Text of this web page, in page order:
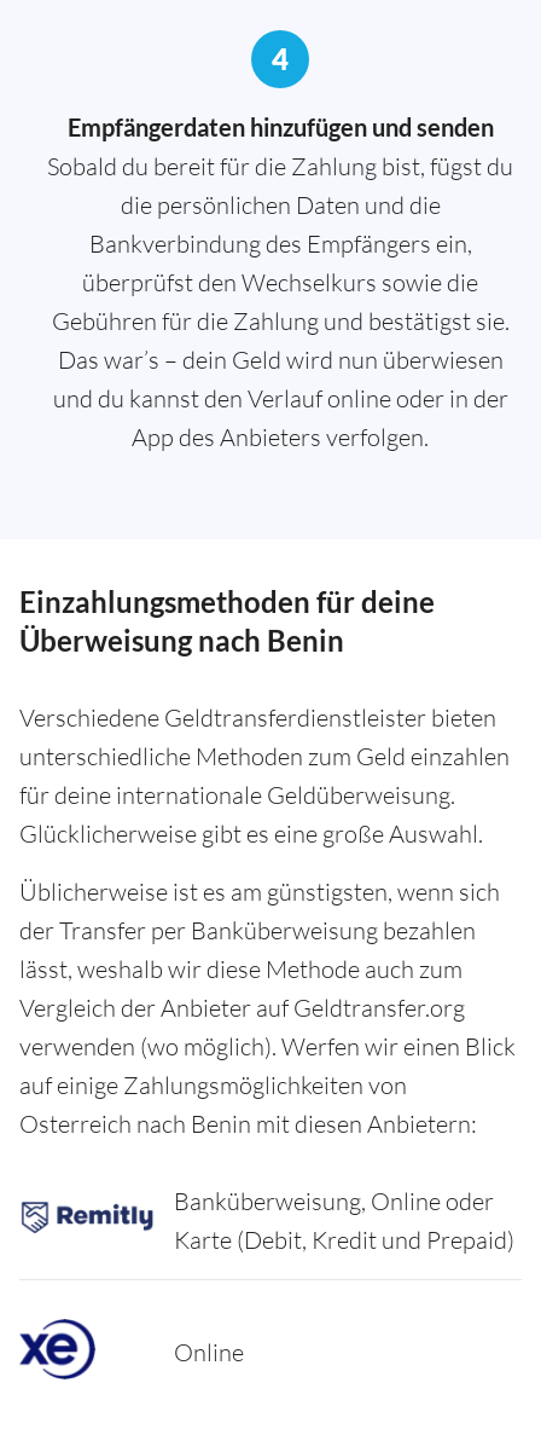
4
Empfängerdaten hinzufügen und senden
Sobald du bereit für die Zahlung bist, fügst du
die persönlichen Daten und die
Bankverbindung des Empfängers ein,
überprüfst den Wechselkurs sowie die
Gebühren für die Zahlung und bestätigst sie.
Das war’s – dein Geld wird nun überwiesen
und du kannst den Verlauf online oder in der
App des Anbieters verfolgen.
Einzahlungsmethoden für deine
Überweisung nach Benin
Verschiedene Geldtransferdienstleister bieten
unterschiedliche Methoden zum Geld einzahlen
für deine internationale Geldüberweisung.
Glücklicherweise gibt es eine große Auswahl.
Üblicherweise ist es am günstigsten, wenn sich
der Transfer per Banküberweisung bezahlen
lässt, weshalb wir diese Methode auch zum
Vergleich der Anbieter auf Geldtransfer.org
verwenden (wo möglich). Werfen wir einen Blick
auf einige Zahlungsmöglichkeiten von
Osterreich nach Benin mit diesen Anbietern:
Banküberweisung, Online oder
Karte (Debit, Kredit und Prepaid)
Online